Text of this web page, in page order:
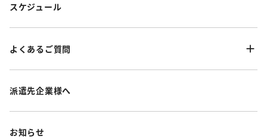
スケジュール
よくあるご質問
派遣先企業様へ
お知らせ